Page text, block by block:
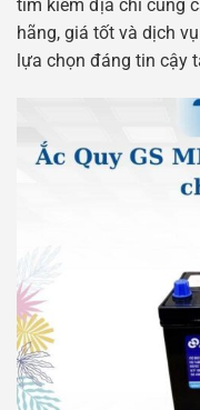
tìm kiếm địa chỉ cung
hãng, giá tốt và dịch
lựa chọn đáng tin cậy